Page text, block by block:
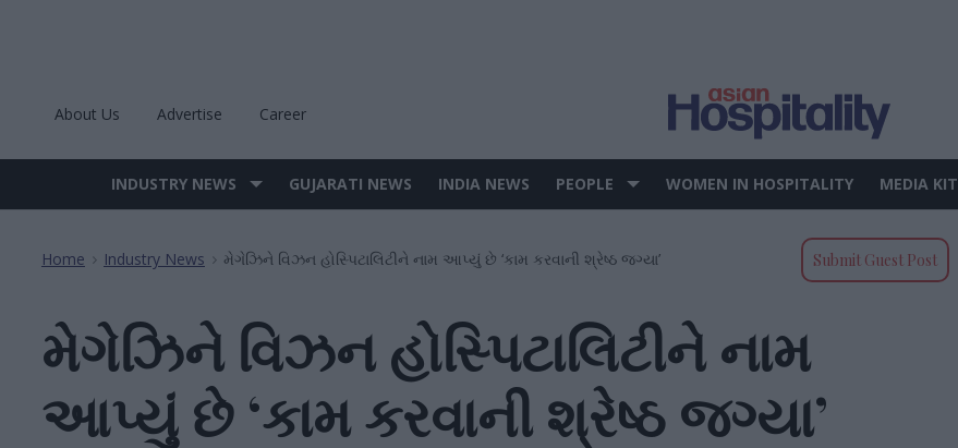
About Us Advertise Career
Site
INDUSTRY NEWS GUJARATI NEWS INDIA NEWS PEOPLE WOMEN IN HOSPITALITY MEDIA KIT
Home > Industry News > મેગેઝિને વિઝન હોસ્પિટાલિટીને નામ આપ્યું છે ‘કામ કરવાની શ્રેષ્ઠ જગ્યા’ Submit Guest Post
મેગેઝિને વિઝન હોસ્પિટાલિટીને નામ
આપ્યું છે ‘કામ કરવાની શ્રેષ્ઠ જગ્યા’